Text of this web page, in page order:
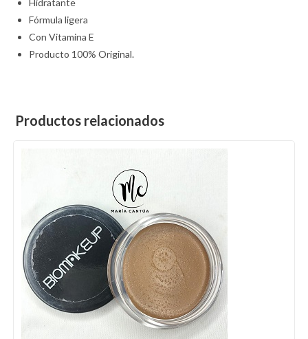
Hidratante
Fórmula ligera
Con Vitamina E
Producto 100% Original.
Productos relacionados